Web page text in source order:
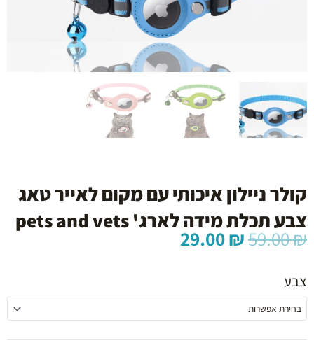
קולר ניילון איכותי עם מקום לאייר טאג
צבע תכלת מידה לארג' pets and vets
59.00₪ המחיר
המקורי
29.00₪
צבע
איכותי